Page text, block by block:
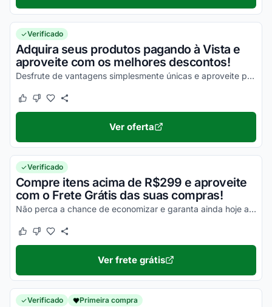
Verificado
Adquira seus produtos pagando à Vista e
aproveite com os melhores descontos!
Desfrute de vantagens simplesmente únicas e aproveite para economizar!
Este cupom funcionou
Este cupom não funcionou
Ver oferta
Verificado
Compre itens acima de R$299 e aproveite
com o Frete Grátis das suas compras!
Não perca a chance de economizar e garanta ainda hoje as melhores vantagens!
Este cupom funcionou
Este cupom não funcionou
Ver frete grátis
Verificado Primeira compra